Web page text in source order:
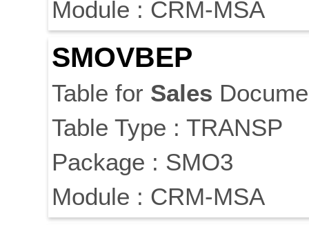
Module : CRM-MSA
SMOVBEP
Table for Sales
Table Type : TRANSP
Package : SMO3
Module : CRM-MSA